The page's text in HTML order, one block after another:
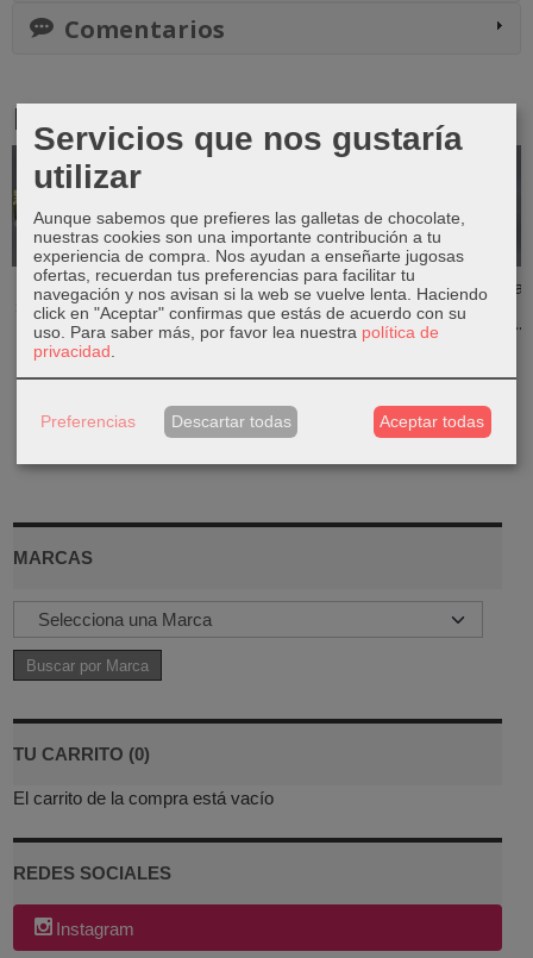
MARCAS
TU CARRITO (0)
El carrito de la compra está vacío
REDES SOCIALES
Instagram
Comentarios
Productos Relacionados
Ramo flores
secas amarillo
32,99 €
Eucalipto
preservado
baby blue
Rosa eterna
con cúpula
preservada...
Rosa eterna
con cúpula
preservada...
Servicios que nos gustaría
utilizar
Aunque sabemos que prefieres las galletas de chocolate,
nuestras cookies son una importante contribución a tu
experiencia de compra. Nos ayudan a enseñarte jugosas
ofertas, recuerdan tus preferencias para facilitar tu
navegación y nos avisan si la web se vuelve lenta. Haciendo
click en "Aceptar" confirmas que estás de acuerdo con su
uso. Para saber más, por favor lea nuestra política de
privacidad
Preferencias Descartar todas Aceptar todas